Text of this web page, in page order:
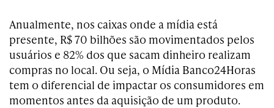
Anualmente, nos caixas onde a mídia está
presente, R$ 70 bilhões são movimentados pelos
usuários e 82% dos que sacam dinheiro realizam
compras no local. Ou seja, o Mídia Banco24Horas
tem o diferencial de impactar os consumidores em
momentos antes da aquisição de um produto.